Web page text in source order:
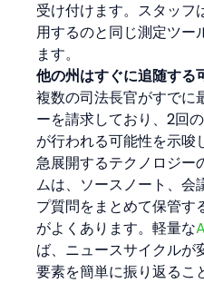
受け付けます。スタッフ
用するのと同じ測定ツー
ます。
他の州はすぐに追随する
複数の司法長官がすでに
ーを請求しており、2回
が行われる可能性を示唆
急展開するテクノロジー
ムは、ソースノート、会
プ質問をまとめて保管す
がよくあります。軽量な
ば、ニュースサイクルが
要素を簡単に振り返るこ